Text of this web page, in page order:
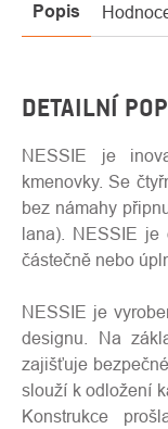
Popis
DETAILNÍ
NESSIE je
kmenovky. Se
bez námahy
lana). NESSIE je
částečně nebo
NESSIE je
designu. Na
zajišťuje
slouží k odložení
Konstrukce